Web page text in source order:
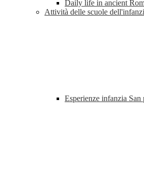
Daily life in ancient
Attività delle scuole
Esperienze infanzia